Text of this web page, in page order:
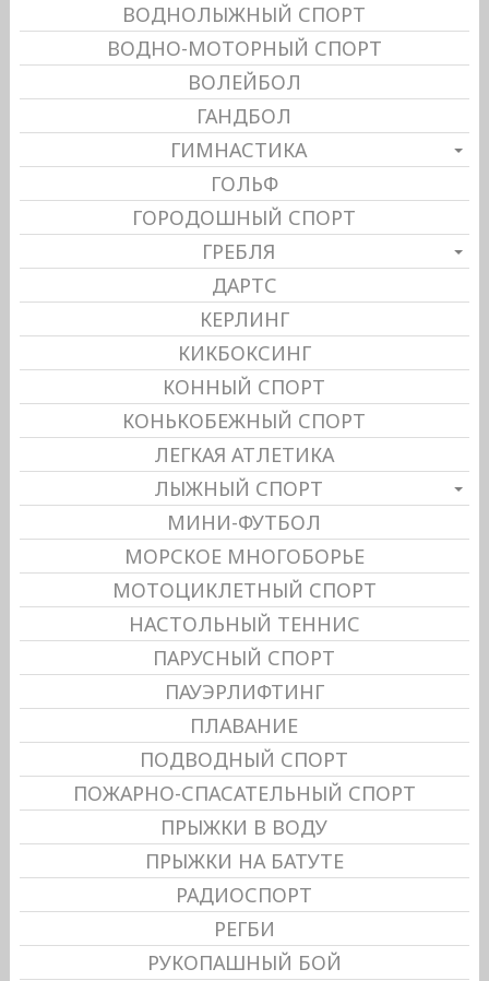
ВОДНОЛЫЖНЫЙ СПОРТ
ВОДНО-МОТОРНЫЙ СПОРТ
ВОЛЕЙБОЛ
ГАНДБОЛ
ГИМНАСТИКА
ГОЛЬФ
ГОРОДОШНЫЙ СПОРТ
ГРЕБЛЯ
ДАРТС
КЕРЛИНГ
КИКБОКСИНГ
КОННЫЙ СПОРТ
КОНЬКОБЕЖНЫЙ СПОРТ
ЛЕГКАЯ АТЛЕТИКА
ЛЫЖНЫЙ СПОРТ
МИНИ-ФУТБОЛ
МОРСКОЕ МНОГОБОРЬЕ
МОТОЦИКЛЕТНЫЙ СПОРТ
НАСТОЛЬНЫЙ ТЕННИС
ПАРУСНЫЙ СПОРТ
ПАУЭРЛИФТИНГ
ПЛАВАНИЕ
ПОДВОДНЫЙ СПОРТ
ПОЖАРНО-СПАСАТЕЛЬНЫЙ СПОРТ
ПРЫЖКИ В ВОДУ
ПРЫЖКИ НА БАТУТЕ
РАДИОСПОРТ
РЕГБИ
РУКОПАШНЫЙ БОЙ